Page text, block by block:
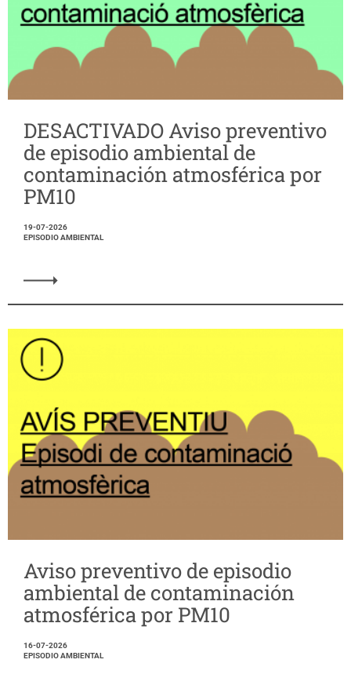
DESACTIVADO Aviso preventivo
de episodio ambiental de
contaminación atmosférica por
PM10
19-07-2026
EPISODIO AMBIENTAL
Aviso preventivo de episodio
ambiental de contaminación
atmosférica por PM10
16-07-2026
EPISODIO AMBIENTAL